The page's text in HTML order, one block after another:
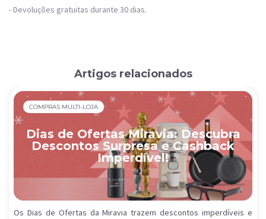
- Devoluções gratuitas durante 30 dias.
Artigos relacionados
COMPRAS MULTI-LOJA
Dias de Ofertas Miravia: Descubra
Descontos Surpresa e Cashback
Imperdível!
Os Dias de Ofertas da Miravia trazem descontos imperdíveis e